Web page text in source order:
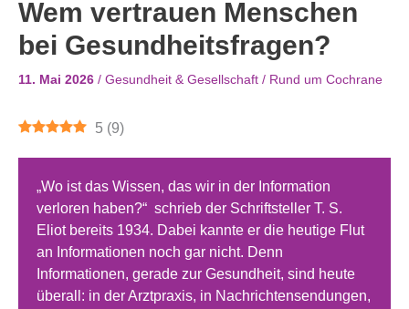
Wem vertrauen Menschen
bei Gesundheitsfragen?
11. Mai 2026 / Gesundheit & Gesellschaft / Rund um Cochrane
5 (9)
„Wo ist das Wissen, das wir in der Information
verloren haben?“ schrieb der Schriftsteller T. S.
Eliot bereits 1934. Dabei kannte er die heutige Flut
an Informationen noch gar nicht. Denn
Informationen, gerade zur Gesundheit, sind heute
überall: in der Arztpraxis, in Nachrichtensendungen,